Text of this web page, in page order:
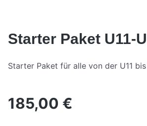
Starter Paket U11-
Starter Paket für alle von der U11
Regulärer Preis:
185,00 €